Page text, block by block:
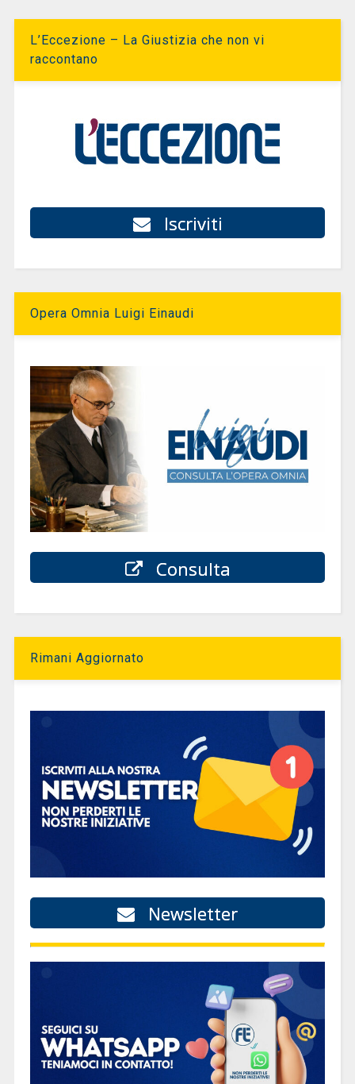
L’Eccezione – La Giustizia che non vi
raccontano
Iscriviti
Opera Omnia Luigi Einaudi
Consulta
Rimani Aggiornato
Newsletter